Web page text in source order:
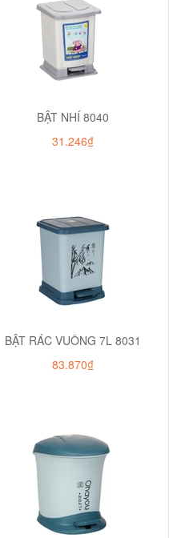
BẬT NHÍ 8040
31.246₫
BẬT RÁC VUÔNG 7L 8031
83.870₫